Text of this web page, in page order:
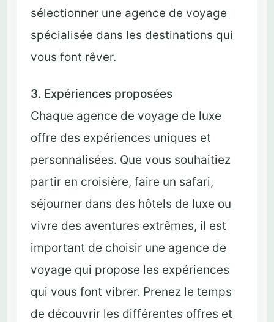
sélectionner une agence de voyage
spécialisée dans les destinations qui
vous font rêver.
3. Expériences proposées
Chaque agence de voyage de luxe
offre des expériences uniques et
personnalisées. Que vous souhaitiez
partir en croisière, faire un safari,
séjourner dans des hôtels de luxe ou
vivre des aventures extrêmes, il est
important de choisir une agence de
voyage qui propose les expériences
qui vous font vibrer. Prenez le temps
de découvrir les différentes offres et